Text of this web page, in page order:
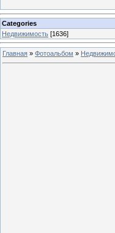
Categories
Недвижимость [1636]
Главная » Фотоальбом »